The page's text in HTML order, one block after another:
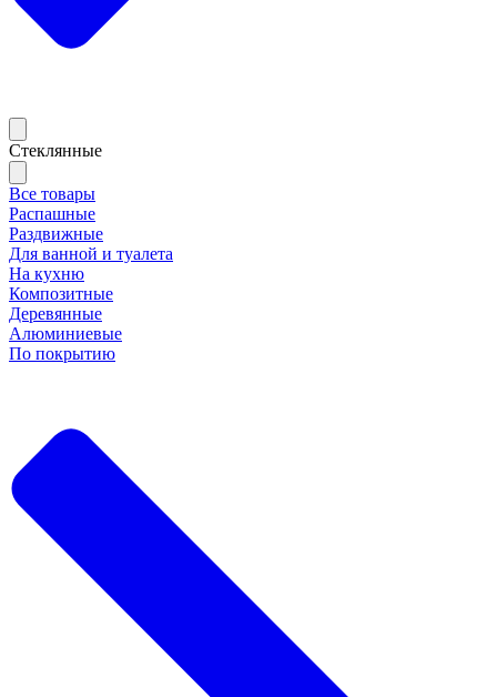
Стеклянные
Все товары
Распашные
Раздвижные
Для ванной и туалета
На кухню
Композитные
Деревянные
Алюминиевые
По покрытию